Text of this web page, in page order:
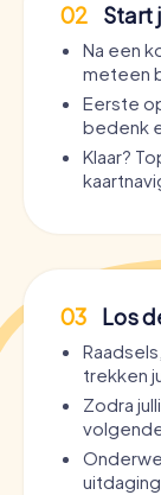
02 Start
Na een
meteen
Eerste
bedenk
Klaar?
03 Los
trekken
Zodra